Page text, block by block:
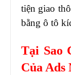
tiện giao
bằng ô tô
Tại Sao
Của Ads